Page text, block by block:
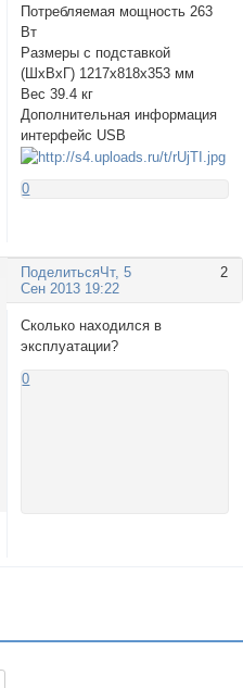
Потребляемая мощность 263
Вт
Размеры с подставкой
(ШxВxГ) 1217x818x353 мм
Вес 39.4 кг
Дополнительная информация
интерфейс USB
0
Поделиться 2
Чт, 5
Сен 2013 19:22
Сколько находился в
эксплуатации?
0